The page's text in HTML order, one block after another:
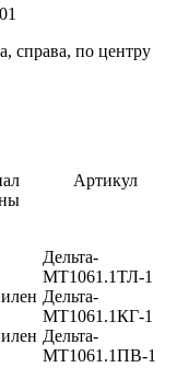
справа, по центру
Артикул
Дельта-
МТ1061.1ТЛ-1
Дельта-
МТ1061.1КГ-1
Дельта-
МТ1061.1ПВ-1